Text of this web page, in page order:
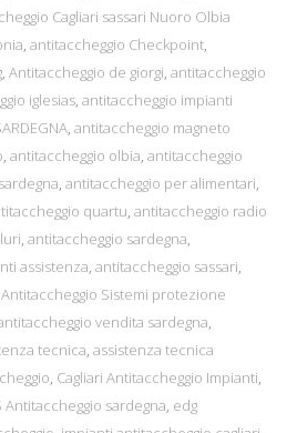
Cagliari sassari Nuoro Olbia
, antitaccheggio Checkpoint,
, Antitaccheggio de giorgi, antitaccheggio
iglesias, antitaccheggio impianti
, antitaccheggio magneto
, antitaccheggio olbia, antitaccheggio
, antitaccheggio per alimentari,
quartu, antitaccheggio radio
, antitaccheggio sardegna,
assistenza, antitaccheggio sassari,
Antitaccheggio Sistemi protezione
vendita sardegna,
tecnica, assistenza tecnica
, Cagliari Antitaccheggio Impianti,
Antitaccheggio sardegna, edg